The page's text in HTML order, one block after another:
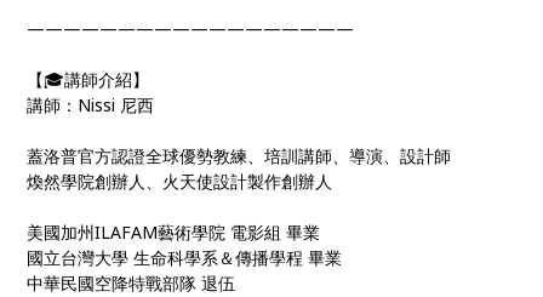
——————————————————
【🎓講師介紹】
講師：Nissi 尼西
蓋洛普官方認證全球優勢教練、培訓講師、導演、設計師
煥然學院創辦人、火天使設計製作創辦人
美國加州ILAFAM藝術學院 電影組 畢業
國立台灣大學 生命科學系＆傳播學程 畢業
中華民國空降特戰部隊 退伍